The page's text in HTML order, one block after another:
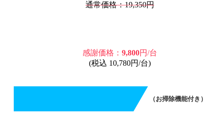
通常価格：19,350円
感謝価格： 9,800円/台
(税込 10,780円/台)
エアコンクリーニング（お掃除機能付き）
（お掃除機能付き）